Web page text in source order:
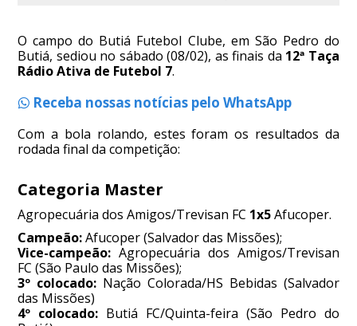
O campo do Butiá Futebol Clube, em São Pedro do
Butiá, sediou no sábado (08/02), as finais da 12ª Taça
Rádio Ativa de Futebol 7.
Receba nossas notícias pelo WhatsApp
Com a bola rolando, estes foram os resultados da
rodada final da competição:
Categoria Master
Agropecuária dos Amigos/Trevisan FC 1x5Afucoper.
Campeão:Afucoper (Salvador das Missões);
Vice-campeão: Agropecuária dos Amigos/Trevisan
FC (São Paulo das Missões);
3º colocado: Nação Colorada/HS Bebidas (Salvador
das Missões)
4º colocado: Butiá FC/Quinta-feira (São Pedro do